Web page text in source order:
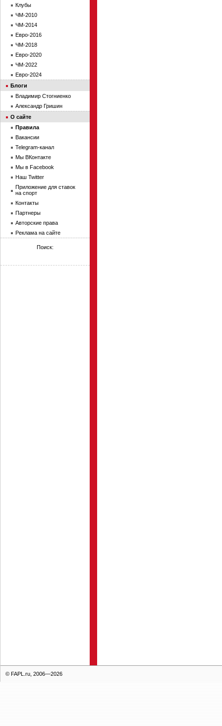
Клубы
ЧМ-2010
ЧМ-2014
Евро-2016
ЧМ-2018
Евро-2020
ЧМ-2022
Евро-2024
Блоги
Владимир Стогниенко
Александр Гришин
О сайте
Правила
Вакансии
Telegram-канал
Мы ВКонтакте
Мы в Facebook
Наш Twitter
Приложение для ставок
на спорт
Контакты
Партнеры
Авторские права
Реклама на сайте
Поиск:
© FAPL.ru, 2006—2026